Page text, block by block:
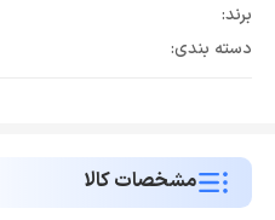
برند:
دسته بندی:
مشخصات کالا